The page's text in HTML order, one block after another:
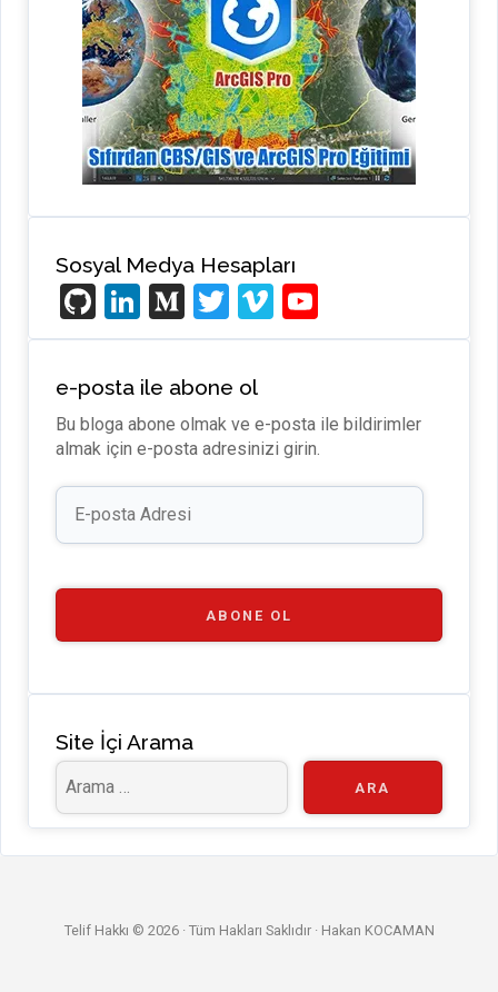
Sosyal Medya Hesapları
Gi
t
H
u
b
Li
n
ke
dI
n
M
e
di
u
m
T
wi
tt
er
Vi
m o
T
u
b
C
h
n
e-posta ile abone ol
Bu bloga abone olmak ve e-posta ile bildirimler
almak için e-posta adresinizi girin.
E-
posta
ABONE OL
Site İçi Arama
Telif Hakkı © 2026 · Tüm Hakları Saklıdır · Hakan KOCAMAN